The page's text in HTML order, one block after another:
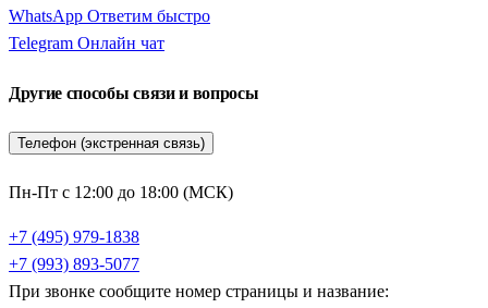
Из Сеула экскурсионные маршруты обязательно ведут к
океану — в колоритный
взгляда. Автобусные и пешеходные экскурсии включают
посещение знаменитого песчаного пляжа Хэундэ,
футуристического района Центум Сити и потрясающего
буддийского храма Хэдон Ёнгунса, расположенного прямо на
крупнейший в стране рыбный рынок Джагальчи, где можно
увидеть сотни видов экзотических морепродуктов, и
совершает прогулку по красочной культурной деревне
WhatsApp Ответим быстро
Telegram Онлайн чат
Другие способы связи и вопросы
Телефон (экстренная связь)
Пн-Пт с 12:00 до 18:00 (МСК)
+7 (495) 979-1838
+7 (993) 893-5077
При звонке сообщите номер страницы и название: